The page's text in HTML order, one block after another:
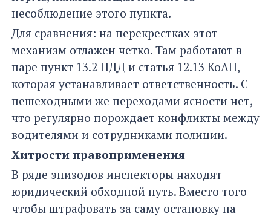
несоблюдение этого пункта.
Для сравнения: на перекрестках этот
механизм отлажен четко. Там работают в
паре пункт 13.2 ПДД и статья 12.13 КоАП,
которая устанавливает ответственность. С
пешеходными же переходами ясности нет,
что регулярно порождает конфликты между
водителями и сотрудниками полиции.
Хитрости правоприменения
В ряде эпизодов инспекторы находят
юридический обходной путь. Вместо того
чтобы штрафовать за саму остановку на